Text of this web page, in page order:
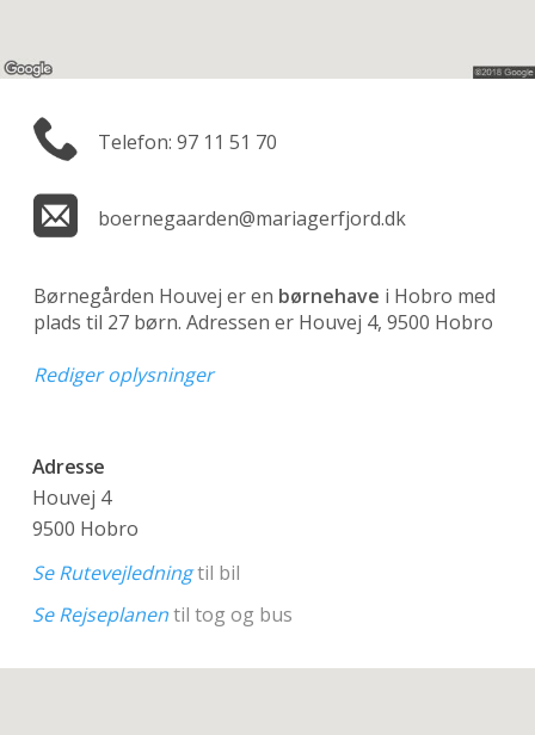
Telefon: 97 11 51 70
boernegaarden@mariagerfjord.dk
Børnegården Houvej er en børnehave i Hobro med
plads til 27 børn. Adressen er Houvej 4, 9500 Hobro
Rediger oplysninger
Adresse
Houvej 4
9500 Hobro
Se Rutevejledningtil bil
Se Rejseplanentil tog og bus